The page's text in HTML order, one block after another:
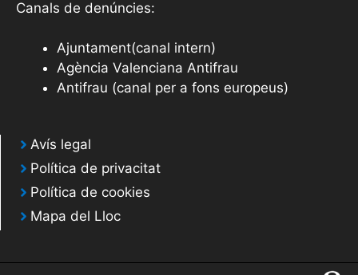
Canals de denúncies:
Ajuntament(canal intern)
Agència Valenciana Antifrau
Antifrau (canal per a fons europeus)
Avís legal
Política de privacitat
Política de cookies
Mapa del Lloc